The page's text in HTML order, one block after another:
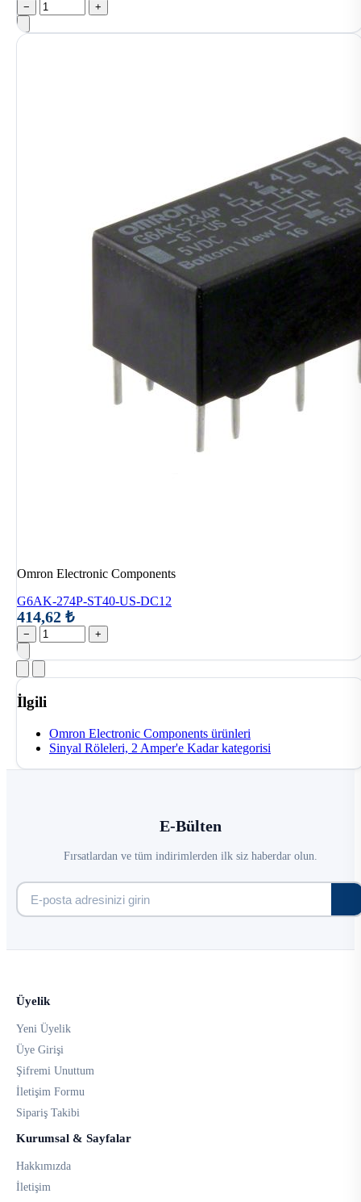
− +
Omron Electronic Components
G6AK-274P-ST40-US-DC12
414,62 ₺
− +
İlgili
Omron Electronic Components ürünleri
Sinyal Röleleri, 2 Amper'e Kadar kategorisi
E-Bülten
Fırsatlardan ve tüm indirimlerden ilk siz haberdar olun.
Üyelik
Yeni Üyelik
Üye Girişi
Şifremi Unuttum
İletişim Formu
Sipariş Takibi
Kurumsal & Sayfalar
Hakkımızda
İletişim